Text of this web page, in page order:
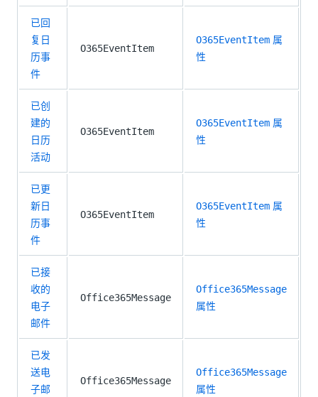
已回
复日
历事
件
O365EventItem
O365EventItem 属
性
已创
建的
日历
活动
O365EventItem
O365EventItem 属
性
已更
新日
历事
件
O365EventItem
O365EventItem 属
性
已接
收的
电子
邮件
Office365Message
Office365Message
属性
已发
送电
子邮
Office365Message
Office365Message
属性